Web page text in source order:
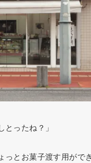
とったね？」
っとお菓子渡す用がで